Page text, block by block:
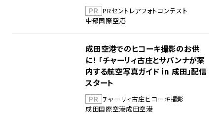
PR PRセントレアフォトコンテスト
中部国際空港
成田空港でのヒコーキ撮影のお供
に！ 「チャーリィ古庄とサバンナが案
内する航空写真ガイド in 成田」配信
スタート
PR チャーリィ古庄ヒコーキ撮影
成田国際空港成田空港